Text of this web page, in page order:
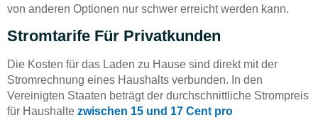
von anderen Optionen nur schwer erreicht werden kann.
Stromtarife Für Privatkunden
Die Kosten für das Laden zu Hause sind direkt mit der
Stromrechnung eines Haushalts verbunden. In den
Vereinigten Staaten beträgt der durchschnittliche Strompreis
für Haushalte zwischen 15 und 17 Cent pro